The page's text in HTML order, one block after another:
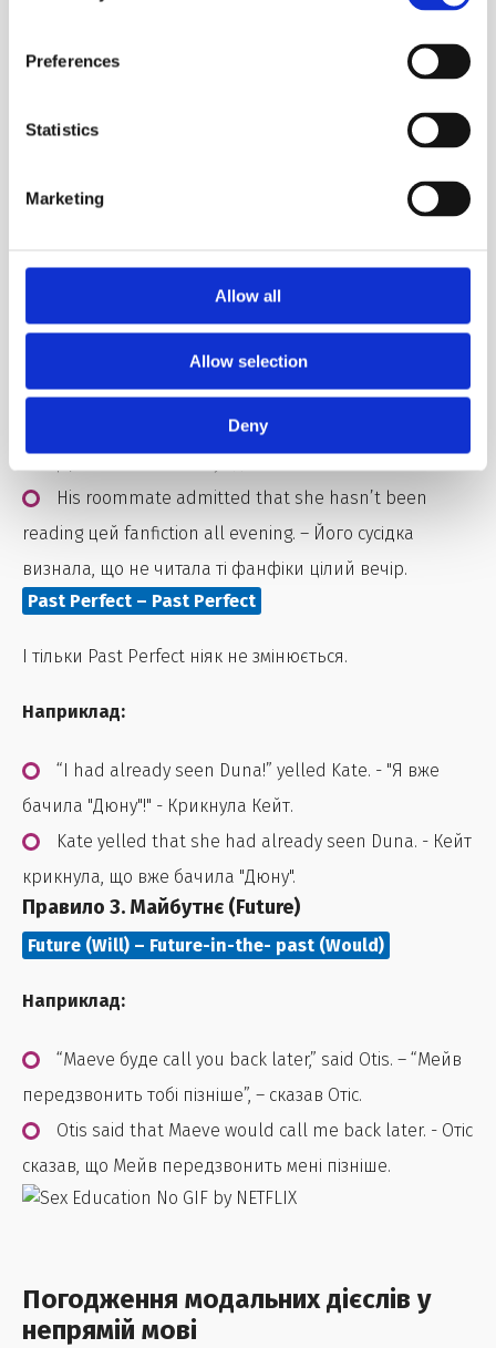
Preferences
Statistics
Marketing
Allow all
Allow selection
Deny
"Well, I didn't see it coming," said I. - "Ну, я не
I said that I hadn't seen it coming. – Я сказала, що
< /span>
Наприклад:
“I wasn’t reading this fanfiction all evening”, his
roommate admitted. - "Я не читала ці фанфіки весь
His roommate admitted that she hasn’t been
reading цей fanfiction all evening. – Його сусідка
визнала, що не читала ті фанфіки цілий вечір.
Past Perfect – Past Perfect
І тільки Past Perfect ніяк не змінюється.
Наприклад:
“I had already seen Duna!” yelled Kate. - "Я вже
бачила "Дюну"!" - Крикнула Кейт.
Kate yelled that she had already seen Duna. - Кейт
крикнула, що вже бачила "Дюну".
Правило 3. Майбутнє (Future)
Future (Will) – Future-in-the- past (Would)
Наприклад:
“Maeve буде call you back later,” said Otis. – “Мейв
передзвонить тобі пізніше”, – сказав Отіс.
Otis said that Maeve would call me back later. - Отіс
сказав, що Мейв передзвонить мені пізніше.
Погодження модальних дієслів у
непрямій мові